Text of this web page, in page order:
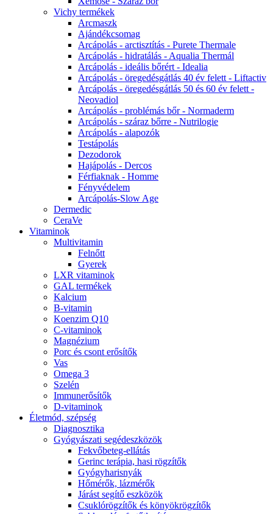
Vichy termékek
Arcmaszk
Ajándékcsomag
Arcápolás - arctisztítás - Purete Thermale
Arcápolás - hidratálás - Aqualia Thermál
Arcápolás - ideális bőrért - Idealia
Arcápolás - öregedésgátlás 40 év felett - Liftactiv
Arcápolás - öregedésgátlás 50 és 60 év felett -
Neovadiol
Arcápolás - problémás bőr - Normaderm
Arcápolás - száraz bőrre - Nutrilogie
Arcápolás - alapozók
Testápolás
Dezodorok
Hajápolás - Dercos
Férfiaknak - Homme
Fényvédelem
Arcápolás-Slow Age
Dermedic
CeraVe
Vitaminok
Multivitamin
Felnőtt
Gyerek
LXR vitaminok
GAL termékek
Kalcium
B-vitamin
Koenzim Q10
C-vitaminok
Magnézium
Porc és csont erősítők
Vas
Omega 3
Szelén
Immunerősítők
D-vitaminok
Életmód, szépség
Diagnosztika
Gyógyászati segédeszközök
Fekvőbeteg-ellátás
Gerinc terápia, hasi rögzítők
Gyógyharisnyák
Hőmérők, lázmérők
Járást segítő eszközök
Csuklórögzítők és könyökrögzítők